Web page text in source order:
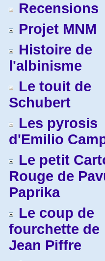
Recensions
Projet MNM
Histoire de
l'albinisme
Le touit de
Schubert
Les pyrosis
d'Emilio
Le petit
Rouge de
Paprika
Le coup de
fourchette de
Jean Piffre